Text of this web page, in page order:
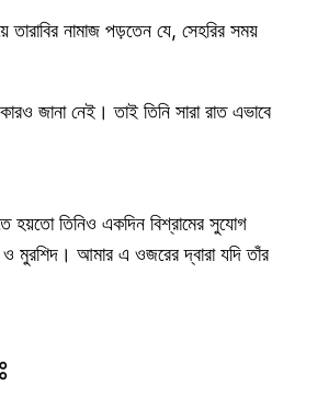
নামাজ পড়তেন যে, সেহরির সময়
জানা নেই। তাই তিনি সারা রাত এভাবে
হয়তো তিনিও একদিন বিশ্রামের সুযোগ
মুরশিদ। আমার এ ওজরের দ্বারা যদি তাঁর